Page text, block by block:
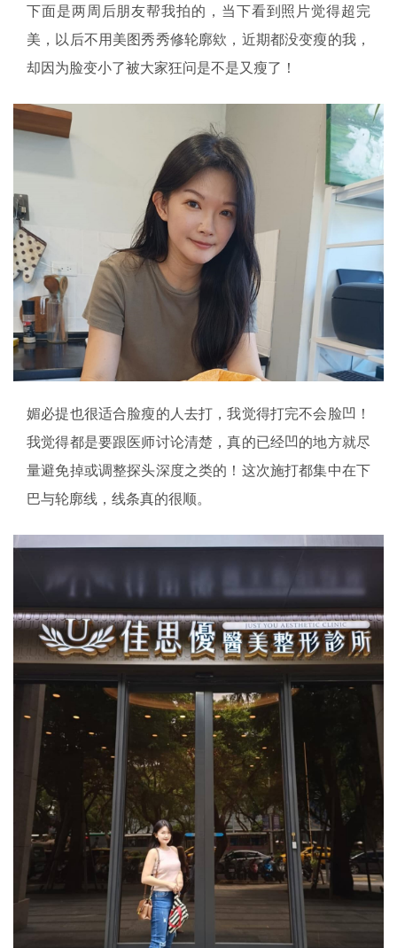
下面是两周后朋友帮我拍的，当下看到照片觉得超完
美，以后不用美图秀秀修轮廓欸，近期都没变瘦的我，
却因为脸变小了被大家狂问是不是又瘦了！
媚必提也很适合脸瘦的人去打，我觉得打完不会脸凹！
我觉得都是要跟医师讨论清楚，真的已经凹的地方就尽
量避免掉或调整探头深度之类的！这次施打都集中在下
巴与轮廓线，线条真的很顺。